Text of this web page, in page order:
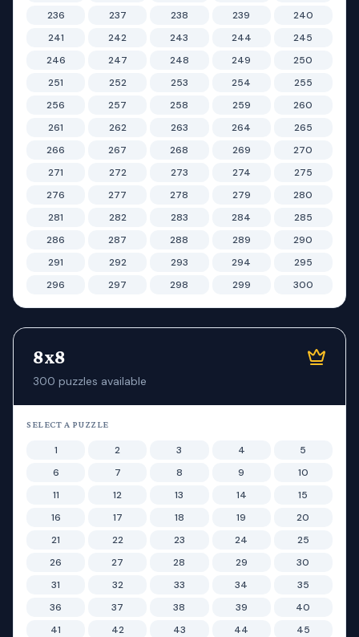
236
237 238 239
240
241
242 243 244
245
246
247 248 249
250
251
252 253 254
255
256
257 258 259
260
261
262 263 264
265
266
267 268 269
270
271
272 273 274
275
276
277 278 279
280
281
282 283 284
285
286
287 288 289
290
291
292 293 294
295
296
297 298 299 300
8x8
300 puzzles available
SELECT A PUZZLE
1 2 3 4
5
6
7 8 9
10
11
12 13 14
15
16
17 18 19
20
21
22 23 24
25
26
27 28 29
30
31
32 33 34
35
36
37 38 39
40
41
42 43 44
45